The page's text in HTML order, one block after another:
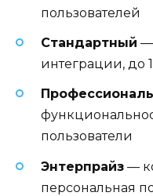
пользователей
Стандартный —
интеграции, до
пользователи
Энтерпрайз —
персональная